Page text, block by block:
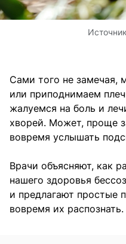
Сами того не замечая,
или приподнимаем
жалуемся на боль и
хворей. Может, проще
вовремя услышать
Врачи объясняют, как
нашего здоровья
и предлагают простые
вовремя их распознать.